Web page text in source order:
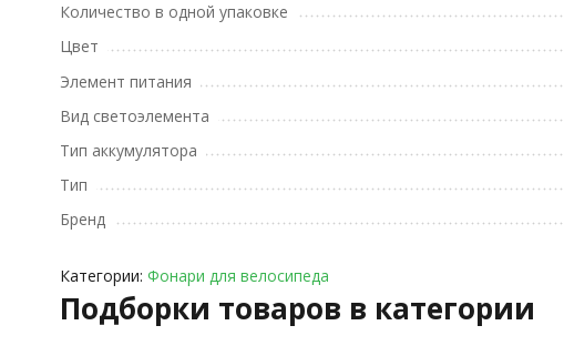
Количество в одной упаковке
Цвет
Элемент питания
Вид светоэлемента
Тип аккумулятора
Тип
Бренд
Категории: Фонари для велосипеда
Подборки товаров в категории